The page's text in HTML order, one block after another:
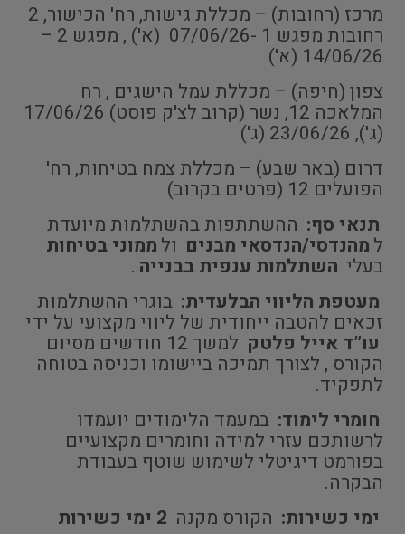
מרכז (רחובות) – מכללת גישות, רח' הכישור, 2
רחובות מפגש 1 -07/06/26 (א') , מפגש 2 –
14/06/26 (א')
צפון (חיפה) – מכללת עמל הישגים , רח
המלאכה 12, נשר (קרוב לצ'ק פוסט) 17/06/26
(ג'), 23/06/26 (ג')
דרום (באר שבע) – מכללת צמח בטיחות, רח'
הפועלים 12 (פרטים בקרוב)
תנאי סף: ההשתתפות בהשתלמות מיועדת
למהנדסי/הנדסאי מבנים ולממוני בטיחות
בעלי השתלמות ענפית בבנייה .
מעטפת הליווי הבלעדית: בוגרי ההשתלמות
זכאים להטבה ייחודית של ליווי מקצועי על ידי
עו”ד אייל פלטק למשך 12 חודשים מסיום
הקורס , לצורך תמיכה ביישומו וכניסה בטוחה
לתפקיד.
חומרי לימוד: במעמד הלימודים יועמדו
לרשותכם עזרי למידה וחומרים מקצועיים
בפורמט דיגיטלי לשימוש שוטף בעבודת
הבקרה.
ימי כשירות: הקורס מקנה 2 ימי כשירות